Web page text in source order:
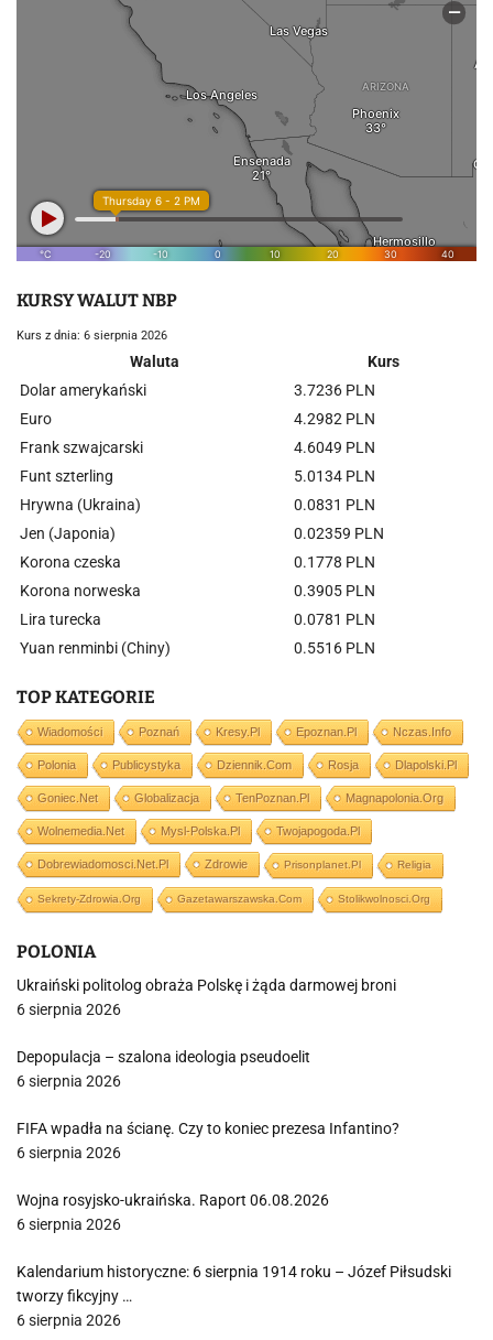
KURSY WALUT NBP
Kurs z dnia: 6 sierpnia 2026
Waluta
Kurs
Dolar amerykański
3.7236 PLN
Euro
4.2982 PLN
Frank szwajcarski
4.6049 PLN
Funt szterling
5.0134 PLN
Hrywna (Ukraina)
0.0831 PLN
Jen (Japonia)
0.02359 PLN
Korona czeska
0.1778 PLN
Korona norweska
0.3905 PLN
Lira turecka
0.0781 PLN
Yuan renminbi (Chiny)
0.5516 PLN
TOP KATEGORIE
Wiadomości Poznań Kresy.pl Epoznan.pl Nczas.info
Polonia Publicystyka Dziennik.com Rosja Dlapolski.pl
Goniec.net Globalizacja TenPoznan.pl Magnapolonia.org
Wolnemedia.net Mysl-Polska.pl Twojapogoda.pl
Dobrewiadomosci.net.pl Zdrowie Prisonplanet.pl Religia
Sekrety-Zdrowia.org Gazetawarszawska.com Stolikwolnosci.org
POLONIA
Ukraiński politolog obraża Polskę i żąda darmowej broni
6 sierpnia 2026
Depopulacja – szalona ideologia pseudoelit
6 sierpnia 2026
FIFA wpadła na ścianę. Czy to koniec prezesa Infantino?
6 sierpnia 2026
Wojna rosyjsko-ukraińska. Raport 06.08.2026
6 sierpnia 2026
Kalendarium historyczne: 6 sierpnia 1914 roku – Józef Piłsudski
tworzy fikcyjny …
6 sierpnia 2026